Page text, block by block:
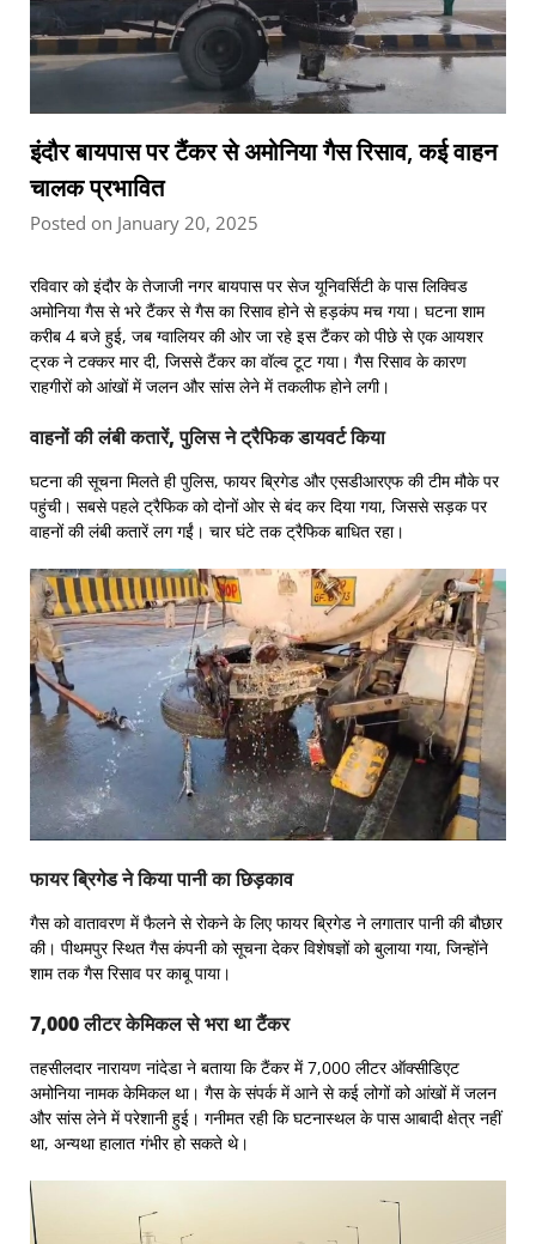
इंदौर बायपास पर टैंकर से अमोनिया गैस रिसाव, कई वाहन
चालक प्रभावित
Posted on January 20, 2025
रविवार को इंदौर के तेजाजी नगर बायपास पर सेज यूनिवर्सिटी के पास लिक्विड
अमोनिया गैस से भरे टैंकर से गैस का रिसाव होने से हड़कंप मच गया। घटना शाम
करीब 4 बजे हुई, जब ग्वालियर की ओर जा रहे इस टैंकर को पीछे से एक आयशर
ट्रक ने टक्कर मार दी, जिससे टैंकर का वॉल्व टूट गया। गैस रिसाव के कारण
राहगीरों को आंखों में जलन और सांस लेने में तकलीफ होने लगी।
वाहनों की लंबी कतारें, पुलिस ने ट्रैफिक डायवर्ट किया
घटना की सूचना मिलते ही पुलिस, फायर ब्रिगेड और एसडीआरएफ की टीम मौके पर
पहुंची। सबसे पहले ट्रैफिक को दोनों ओर से बंद कर दिया गया, जिससे सड़क पर
वाहनों की लंबी कतारें लग गईं। चार घंटे तक ट्रैफिक बाधित रहा।
फायर ब्रिगेड ने किया पानी का छिड़काव
गैस को वातावरण में फैलने से रोकने के लिए फायर ब्रिगेड ने लगातार पानी की बौछार
की। पीथमपुर स्थित गैस कंपनी को सूचना देकर विशेषज्ञों को बुलाया गया, जिन्होंने
शाम तक गैस रिसाव पर काबू पाया।
7,000 लीटर केमिकल से भरा था टैंकर
तहसीलदार नारायण नांदेडा ने बताया कि टैंकर में 7,000 लीटर ऑक्सीडिएट
अमोनिया नामक केमिकल था। गैस के संपर्क में आने से कई लोगों को आंखों में जलन
और सांस लेने में परेशानी हुई। गनीमत रही कि घटनास्थल के पास आबादी क्षेत्र नहीं
था, अन्यथा हालात गंभीर हो सकते थे।